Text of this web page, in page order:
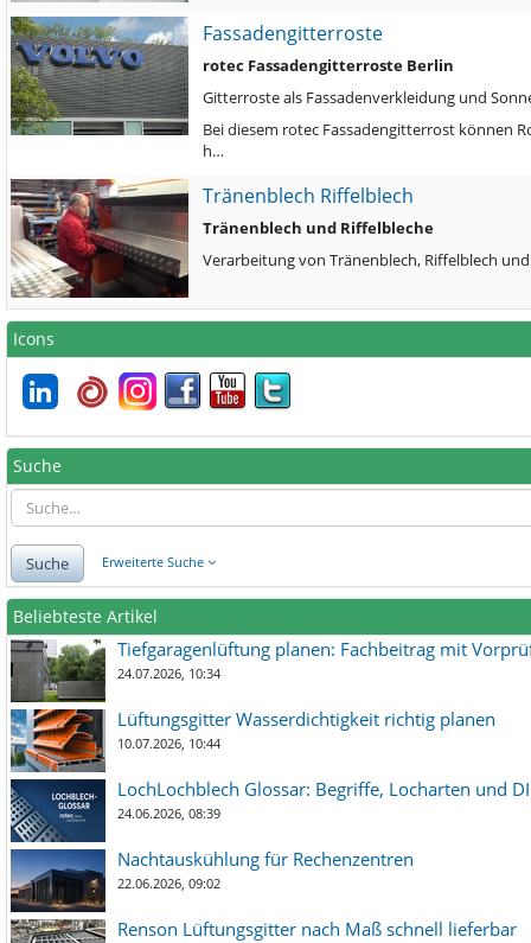
Fassadengitterroste
rotec Fassadengitterroste Berlin
Gitterroste als Fassadenverkleidung und
Bei diesem rotec Fassadengitterrost können
h…
Tränenblech Riffelblech
Tränenblech und Riffelbleche
Verarbeitung von Tränenblech, Riffelblech
Icons
Suche
Suche Erweiterte Suche
Beliebteste Artikel
Tiefgaragenlüftung planen: Fachbeitrag mit
24.07.2026, 10:34
Lüftungsgitter Wasserdichtigkeit richtig planen
10.07.2026, 10:44
LochLochblech Glossar: Begriffe, Locharten und
24.06.2026, 08:39
Nachtauskühlung für Rechenzentren
22.06.2026, 09:02
Renson Lüftungsgitter nach Maß schnell lieferbar